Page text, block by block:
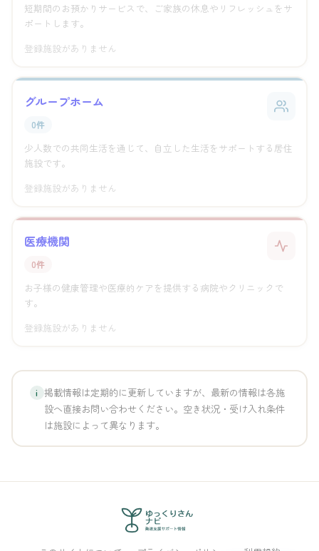
短期間のお預かりサービスで、ご家族の休息やリフレッシュをサ
ポートします。
登録施設がありません
グループホーム
0件
少人数での共同生活を通じて、自立した生活をサポートする居住
施設です。
登録施設がありません
医療機関
0件
お子様の健康管理や医療的ケアを提供する病院やクリニックで
す。
登録施設がありません
i 掲載情報は定期的に更新していますが、最新の情報は各施
設へ直接お問い合わせください。空き状況・受け入れ条件
は施設によって異なります。